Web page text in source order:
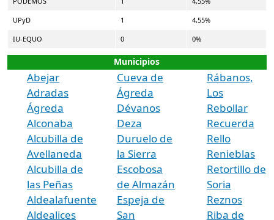
UPyD 1 4,55%
IU-EQUO 0 0%
Municipios
Abejar
Adradas
Ágreda
Alconaba
Alcubilla de
Avellaneda
Alcubilla de
las Peñas
Aldealafuente
Aldealices
Cueva de
Ágreda
Dévanos
Deza
Duruelo de
la Sierra
Escobosa
de Almazán
Espeja de
San
Rábanos,
Los
Rebollar
Recuerda
Rello
Renieblas
Retortillo de
Soria
Reznos
Riba de